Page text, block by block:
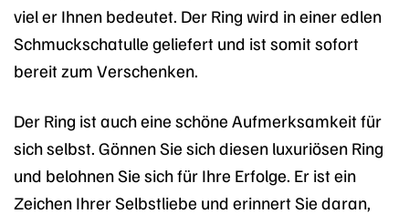
viel er Ihnen bedeutet. Der Ring wird in einer edlen
Schmuckschatulle geliefert und ist somit sofort
bereit zum Verschenken.
Der Ring ist auch eine schöne Aufmerksamkeit für
sich selbst. Gönnen Sie sich diesen luxuriösen Ring
und belohnen Sie sich für Ihre Erfolge. Er ist ein
Zeichen Ihrer Selbstliebe und erinnert Sie daran,